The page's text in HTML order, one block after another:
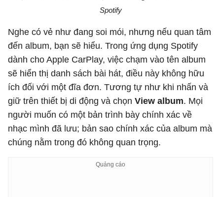
Spotify
Nghe có vẻ như đang soi mói, nhưng nếu quan tâm
đến album, bạn sẽ hiểu. Trong ứng dụng Spotify
dành cho Apple CarPlay, việc chạm vào tên album
sẽ hiển thị danh sách bài hát, điều này không hữu
ích đối với một đĩa đơn. Tương tự như khi nhấn và
giữ trên thiết bị di động và chọn View album. Mọi
người muốn có một bản trình bày chính xác về
nhạc mình đã lưu; bản sao chính xác của album mà
chúng nằm trong đó không quan trọng.